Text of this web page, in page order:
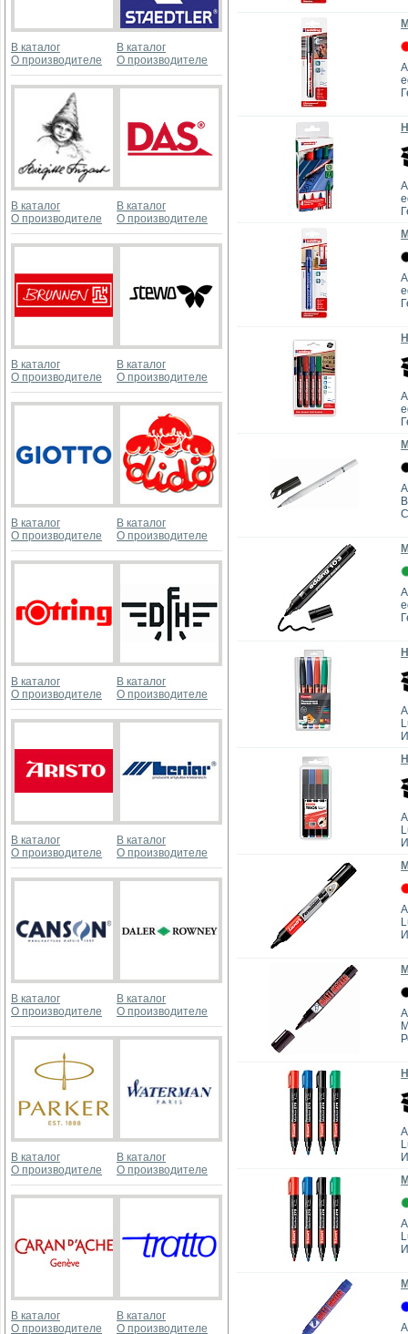
В каталог
О производителе
В каталог
О производителе
В каталог
О производителе
В каталог
О производителе
В каталог
О производителе
В каталог
О производителе
В каталог
О производителе
В каталог
О производителе
В каталог
О производителе
В каталог
О производителе
В каталог
О производителе
В каталог
О производителе
В каталог
О производителе
В каталог
О производителе
В каталог
О производителе
В каталог
О производителе
В каталог
О производителе
В каталог
О производителе